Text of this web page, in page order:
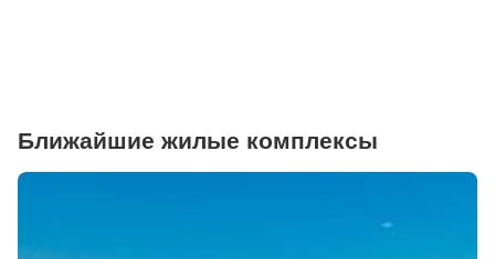
Ближайшие жилые комплексы